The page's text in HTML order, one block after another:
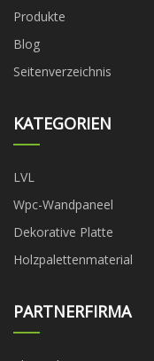
Produkte
Blog
Seitenverzeichnis
KATEGORIEN
LVL
Wpc-Wandpaneel
Dekorative Platte
Holzpalettenmaterial
PARTNERFIRMA